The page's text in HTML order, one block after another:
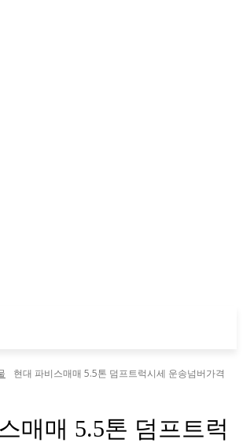
현대 파비스매매 5.5톤 덤프트럭시세 운송넘버가격
매매 5.5톤 덤프트럭